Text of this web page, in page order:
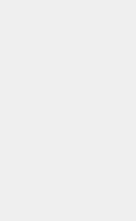
1. Levent Plaza, B